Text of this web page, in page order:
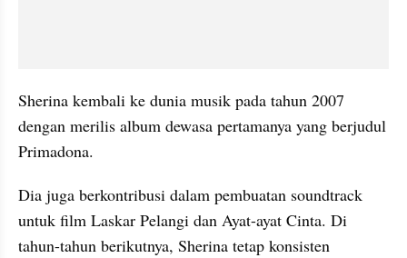
Sherina kembali ke dunia musik pada tahun 2007
dengan merilis album dewasa pertamanya yang berjudul
Primadona.
Dia juga berkontribusi dalam pembuatan soundtrack
untuk film Laskar Pelangi dan Ayat-ayat Cinta. Di
tahun-tahun berikutnya, Sherina tetap konsisten